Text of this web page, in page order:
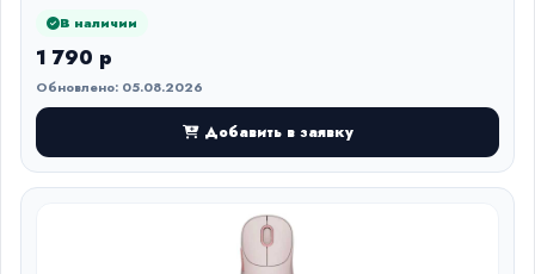
В наличии
1 790 р
Обновлено: 05.08.2026
Добавить в заявку